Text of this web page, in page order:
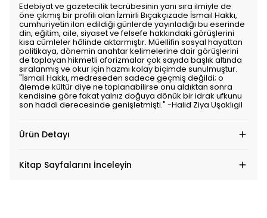
Edebiyat ve gazetecilik tecrübesinin yanı sıra ilmiyle de
öne çıkmış bir profili olan İzmirli Bıçakçızade İsmail Hakkı,
cumhuriyetin ilan edildiği günlerde yayınladığı bu eserinde
din, eğitim, aile, siyaset ve felsefe hakkındaki görüşlerini
kısa cümleler hâlinde aktarmıştır. Müellifin sosyal hayattan
politikaya, dönemin anahtar kelimelerine dair görüşlerini
de toplayan hikmetli aforizmalar çok sayıda başlık altında
sıralanmış ve okur için hazmı kolay biçimde sunulmuştur.
"İsmail Hakkı, medreseden sadece geçmiş değildi; o
âlemde kültür diye ne toplanabilirse onu aldıktan sonra
kendisine göre fakat yalnız doğuya dönük bir idrak ufkunu
son haddi derecesinde genişletmişti." -Halid Ziya Uşaklıgil
Ürün Detayı
Kitap Sayfalarını İnceleyin